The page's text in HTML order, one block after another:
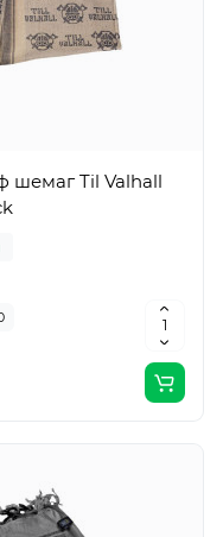
шемаг Til Valhall